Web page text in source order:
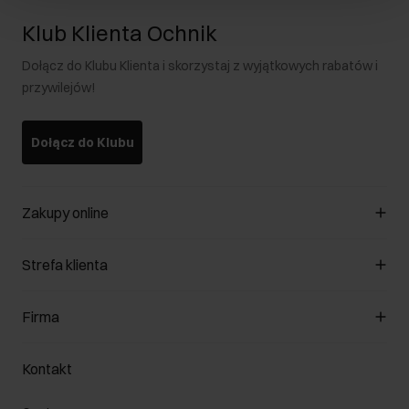
Klub Klienta Ochnik
Dołącz do Klubu Klienta i skorzystaj z wyjątkowych rabatów i
przywilejów!
Dołącz do Klubu
Zakupy online
Zarządzaj cookies
Formy płatności
Jak dokonać zwrotu?
Strefa klienta
Klub Klienta
Zwróć produkty
Firma
O nas
Salony
Kontakt